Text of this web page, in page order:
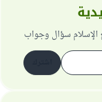
الإسلام سؤال وجواب